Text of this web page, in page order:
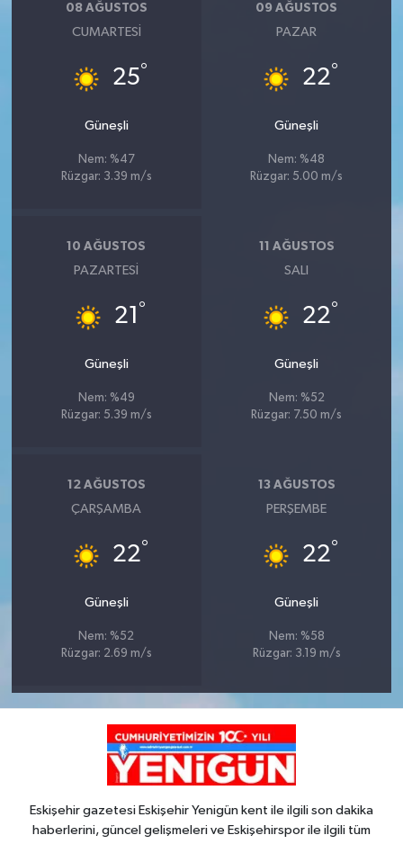
08 AĞUSTOS
CUMARTESI
25°
Güneşli
Nem: %47
Rüzgar: 3.39 m/s
09 AĞUSTOS
PAZAR
22°
Güneşli
Nem: %48
Rüzgar: 5.00 m/s
10 AĞUSTOS
PAZARTESI
21 °
Güneşli
Nem: %49
Rüzgar: 5.39 m/s
11 AĞUSTOS
SALI
22°
Güneşli
Nem: %52
Rüzgar: 7.50 m/s
12 AĞUSTOS
ÇARŞAMBA
22°
Güneşli
Nem: %52
Rüzgar: 2.69 m/s
13 AĞUSTOS
PERŞEMBE
22°
Güneşli
Nem: %58
Rüzgar: 3.19 m/s
Eskişehir gazetesi Eskişehir Yenigün kent ile ilgili son dakika
haberlerini, güncel gelişmeleri ve Eskişehirspor ile ilgili tüm